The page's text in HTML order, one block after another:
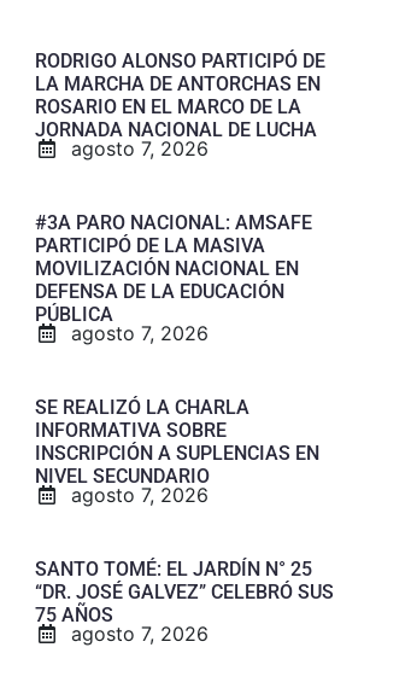
RODRIGO ALONSO PARTICIPÓ DE
LA MARCHA DE ANTORCHAS EN
ROSARIO EN EL MARCO DE LA
JORNADA NACIONAL DE LUCHA
agosto 7, 2026
#3A PARO NACIONAL: AMSAFE
PARTICIPÓ DE LA MASIVA
MOVILIZACIÓN NACIONAL EN
DEFENSA DE LA EDUCACIÓN
PÚBLICA
agosto 7, 2026
SE REALIZÓ LA CHARLA
INFORMATIVA SOBRE
INSCRIPCIÓN A SUPLENCIAS EN
NIVEL SECUNDARIO
agosto 7, 2026
SANTO TOMÉ: EL JARDÍN N° 25
“DR. JOSÉ GALVEZ” CELEBRÓ SUS
75 AÑOS
agosto 7, 2026